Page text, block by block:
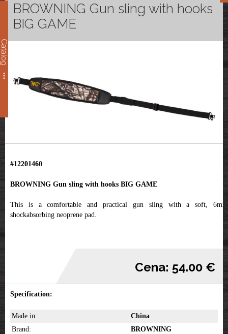
Catalog
BROWNING Gun sling with hooks
BIG GAME
#12201460
BROWNING Gun sling with hooks BIG GAME
This is a comfortable and practical gun sling with a soft, 6mm
shockabsorbing neoprene pad.
Cena: 54.00 €
Specification:
Made in:
China
Brand:
BROWNING